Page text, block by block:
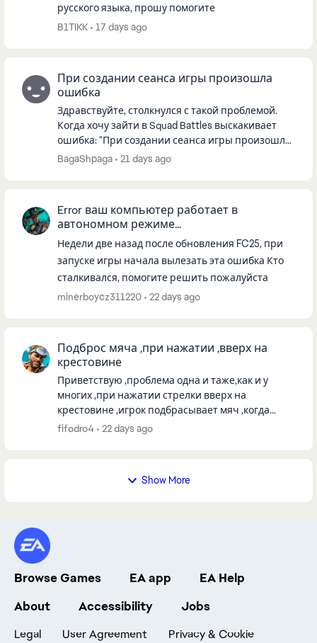
русского языка, прошу помогите
B1TIKK
17 days ago
При создании сеанса игры произошла
ошибка
Здравствуйте, столкнулся с такой проблемой.
Когда хочу зайти в Squad Battles выскакивает
ошибка: "При создании сеанса игры произошла
ошибка. Попробуйте повторить позже". С
BagaShpaga 21 days ago
Error ваш компьютер работает в
автономном режиме...
Недели две назад после обновления FC25, при
запуске игры начала вылезать эта ошибка Кто
сталкивался, помогите решить пожалуйста
minerboycz311220
22 days ago
Подброс мяча ,при нажатии ,вверх на
крестовине
Приветствую ,проблема одна и таже,как и у
многих ,при нажатии стрелки вверх на
крестовине ,игрок подбрасывает мяч ,когда
исправят баг,платформа ps5,на стиках игра без
fifodro4 22 days ago
Show More
Browse Games EA app
EA Help
About
Accessibility Jobs
Legal User Agreement Privacy & Cookie